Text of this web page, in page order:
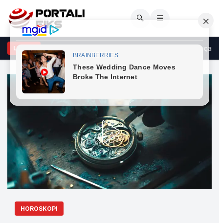
🔍 ☰
LAJME
në Korçë/ Autori dhe viktima u përfshinë në sherr, 20-vjeçarit i
HOROSKOPI